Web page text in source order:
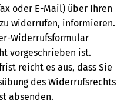
oder E-Mail) über Ihren
widerrufen, informieren.
Widerrufsformular
vorgeschrieben ist.
reicht es aus, dass Sie
des Widerrufsrechts
absenden.